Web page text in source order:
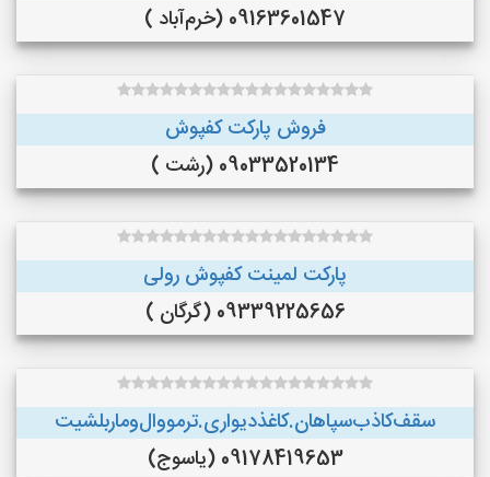
09163601547 (خرم‌آباد )
فروش پارکت کفپوش
09033520134 (رشت )
پارکت لمینت کفپوش رولی
09339225656 (گرگان )
سقف‌کاذب‌سپاهان‌.کاغذ‌دیواری.ترمووال‌و‌ماربلشیت
09178419653 (یاسوج)